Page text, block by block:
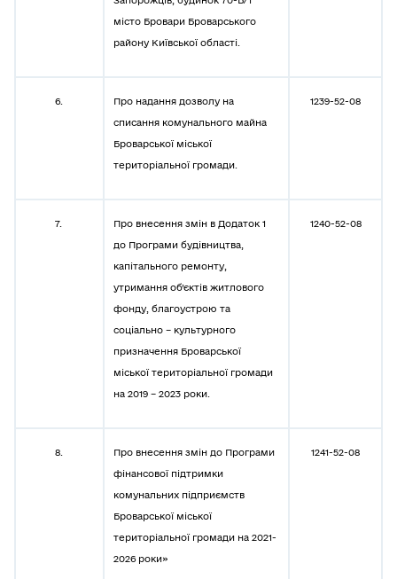
місто Бровари Броварського
району Київської області.
6.
Про надання дозволу на
списання комунального майна
Броварської міської
територіальної громади.
1239-52-08
7.
Про внесення змін в Додаток 1
до Програми будівництва,
капітального ремонту,
утримання об’єктів житлового
фонду, благоустрою та
соціально – культурного
призначення Броварської
міської територіальної громади
на 2019 – 2023 роки.
1240-52-08
8.
Про внесення змін до Програми
фінансової підтримки
комунальних підприємств
Броварської міської
територіальної громади на 2021-
2026 роки»
1241-52-08